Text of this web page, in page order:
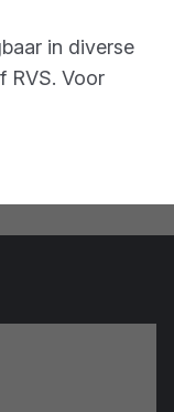
in diverse
RVS. Voor